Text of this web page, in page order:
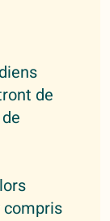
de
compris